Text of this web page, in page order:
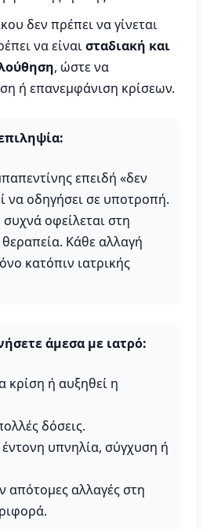
δεν πρέπει να γίνεται
να είναισταδιακή και
, ώστε να
ή επανεμφάνιση κρίσεων.
επειδή «δεν
να οδηγήσει σε υποτροπή.
οφείλεται στη
Κάθε αλλαγή
κατόπιν ιατρικής
άμεσα με ιατρό:
κρίση ή αυξηθεί η
δόσεις.
υπνηλία, σύγχυση ή
αλλαγές στη